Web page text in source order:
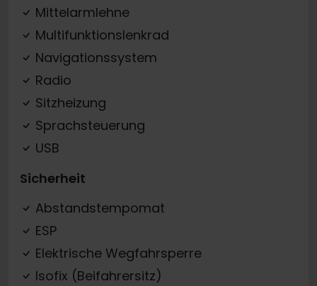
Mittelarmlehne
Multifunktionslenkrad
Navigationssystem
Radio
Sitzheizung
Sprachsteuerung
USB
Sicherheit
Abstandstempomat
ESP
Elektrische Wegfahrsperre
Isofix (Beifahrersitz)